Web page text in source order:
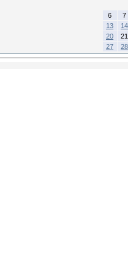
6
7
13
14
20
21
27
28